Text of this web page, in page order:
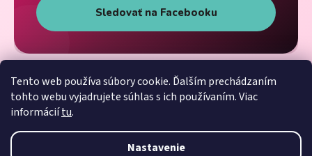
Tento web používa súbory cookie. Ďalším prechádzaním
tohto webu vyjadrujete súhlas s ich používaním. Viac
informáciítu.
Nastavenie
Sledovať na Facebooku